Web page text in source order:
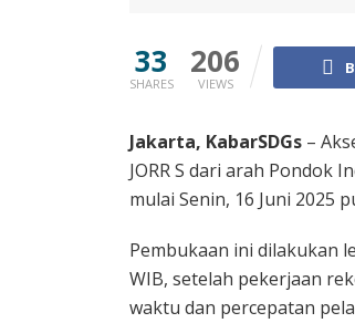
33
SHARES
206
VIEWS
Jakarta, KabarSDGs –
JORR S dari arah Pondok
mulai Senin, 16 Juni 2025
Pembukaan ini dilakukan
WIB, setelah pekerjaan
waktu dan percepatan